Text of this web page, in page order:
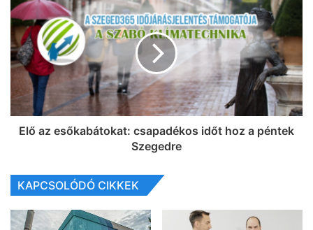
Elő az esőkabátokat: csapadékos időt hoz a péntek
Szegedre
KAPCSOLÓDÓ CIKKEK